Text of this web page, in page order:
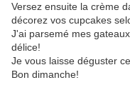
Versez ensuite la crème
décorez vos cupcakes
J'ai parsemé mes
délice!
Je vous laisse déguster
Bon dimanche!